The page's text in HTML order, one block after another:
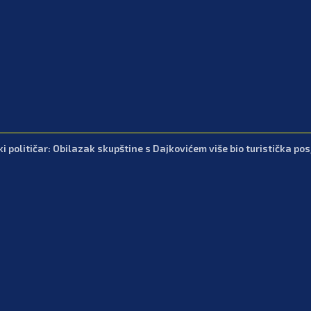
političar: Obilazak skupštine s Dajkovićem više bio turistička